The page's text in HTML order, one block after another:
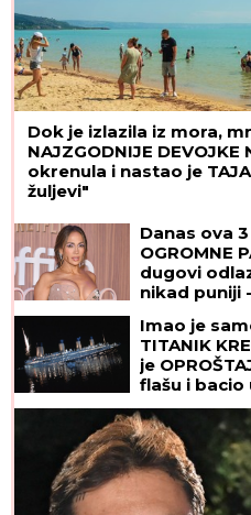
Dok je izlazila iz mora,
NAJZGODNIJE
okrenula i nastao je
žuljevi"
Danas ova
OGROMNE
dugovi
nikad puniji
Imao je
TITANIK
je
flašu i bacio
nisu videli,
pročitala
PUKLO